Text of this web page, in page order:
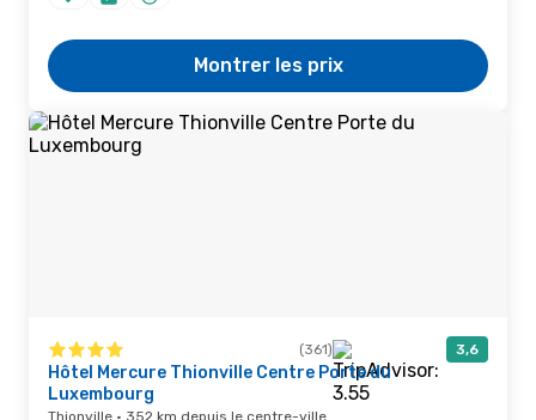
Montrer les prix
(361) 3,6
Hôtel Mercure Thionville Centre Porte du
Luxembourg
Thionville · 352 km depuis le centre-ville